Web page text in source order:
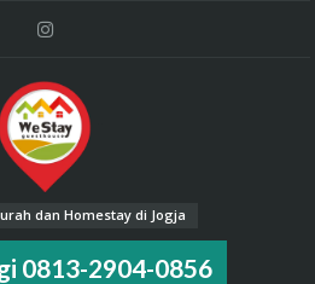
dan Homestay di Jogja
0813-2904-0856